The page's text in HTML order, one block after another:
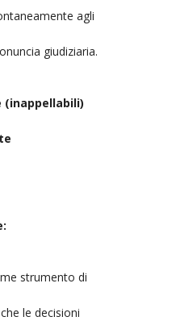
agli
giudiziaria.
strumento di
le decisioni